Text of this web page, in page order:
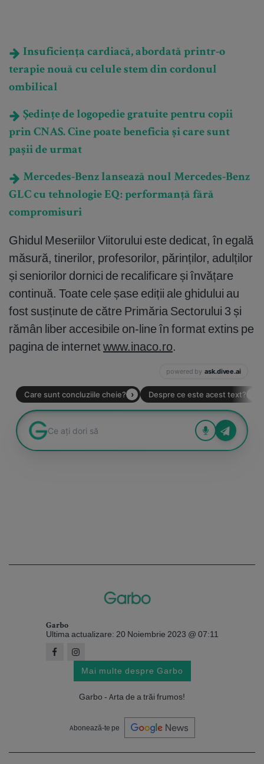
Insuficiența cardiacă, abordată printr-o
terapie nouă cu celule stem din cordonul
ombilical
Ședințe de logopedie gratuite pentru copii
prin CNAS. Cine poate beneficia și care sunt
pașii de urmat
Mercedes-Benz lansează noul Mercedes-Benz
GLC cu tehnologie EQ: performanță fără
compromisuri
Ghidul Meseriilor Viitorului este dedicat, în egală
măsură, tinerilor, profesorilor, părinților, adulților
și seniorilor dornici de recalificare și învățare
continuă. Toate cele șase ediții ale ghidului au
fost susținute de către Primăria Sectorului 3 și
rămân liber accesibile on-line în format extins pe
pagina de internetwww.inaco.ro.
Garbo
Ultima actualizare: 20 Noiembrie 2023 @ 07:11
Mai multe despre Garbo
Garbo - Arta de a trăi frumos!
Abonează-te pe